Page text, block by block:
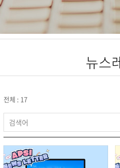
뉴스
전체 : 17